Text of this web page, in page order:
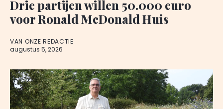
Drie partijen willen 50.000 euro
voor Ronald McDonald Huis
VAN ONZE REDACTIE
augustus 5, 2026